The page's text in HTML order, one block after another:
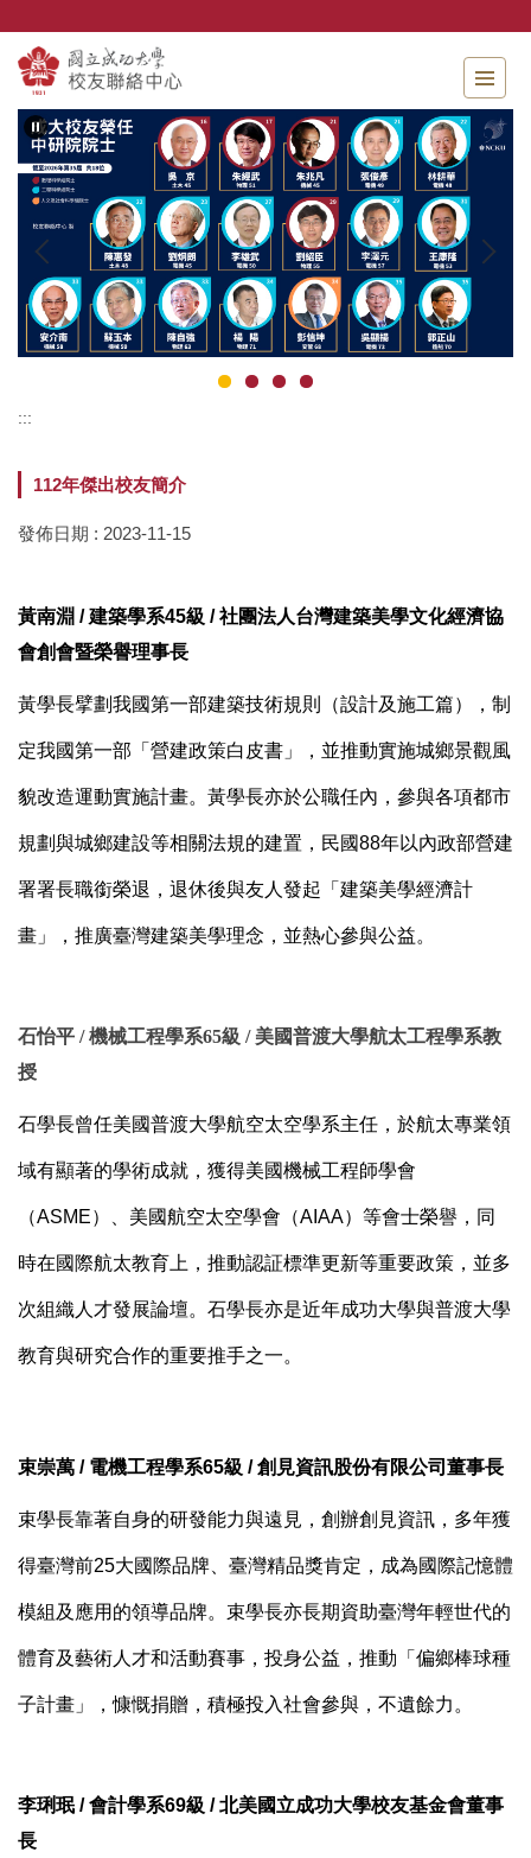
主
要
內
容
區
:::
112年傑出校友簡介
發佈日期 : 2023-11-15
黃南淵 / 建築學系45級 / 社團法人台灣建築美學文化經濟協
會創會暨榮譽理事長
黃學長擘劃我國第一部建築技術規則 （設計及施工篇） ，制
定我國第一部「營建政策白皮書」，並推動實施城鄉景觀風
貌改造運動實施計畫。 黃學長亦於公職任內，參與各項都市
規劃與城鄉建設等相關法規的建置，民國88年以內政部營建
署署長職銜榮退，退休後與友人發起「建築美學經濟計
畫」，推廣臺灣建築美學理念，並熱心參與公益。
石怡平 / 機械工程學系65級 / 美國普渡大學航太工程學系教
授
石學長曾任美國普渡大學航空太空學系主任，於航太專業領
域有顯著的學術成就，獲得美國機械工程師學會
（ASME）、美國航空太空學會（AIAA）等會士榮譽，同
時在國際航太教育上，推動認証標準更新等重要政策，並多
次組織人才發展論壇。石學長亦是近年成功大學與普渡大學
教育與研究合作的重要推手之一。
束崇萬 / 電機工程學系65級 / 創見資訊股份有限公司董事長
束學長靠著自身的研發能力與遠見，創辦創見資訊，多年獲
得臺灣前25大國際品牌、臺灣精品獎肯定，成為國際記憶體
模組及應用的領導品牌。 束學長亦長期資助臺灣年輕世代的
體育及藝術人才和活動賽事，投身公益，推動「偏鄉棒球種
子計畫」，慷慨捐贈，積極投入社會參與，不遺餘力。
李琍珉 / 會計學系69級 / 北美國立成功大學校友基金會董事
長